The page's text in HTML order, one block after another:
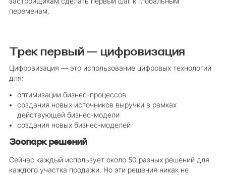
переменам.
Трек первый — цифровизация
Цифровизация — это использование цифровых технологий
для:
оптимизации бизнес-процессов
создания новых источников выручки в рамках
действующей бизнес-модели
создания новых бизнес-моделей
Зоопарк решений
Сейчас каждый использует около 50 разных решений для
каждого участка продажи. Но эти решения никак не